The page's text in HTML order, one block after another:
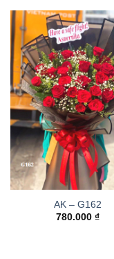
AK – G162
780.000 ₫